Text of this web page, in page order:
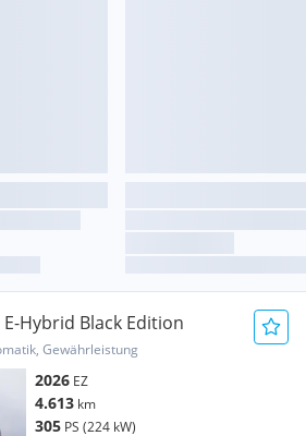
Hybrid Black Edition
Gewährleistung
2026 EZ
4.613 km
305 PS (224 kW)